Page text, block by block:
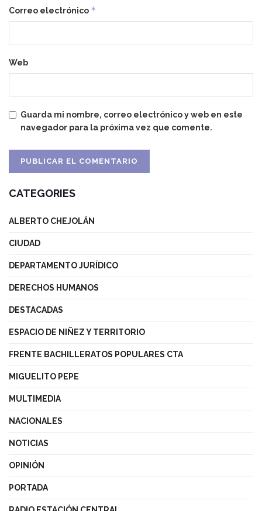
Correo electrónico *
Web
Guarda mi nombre, correo electrónico y web en este
navegador para la próxima vez que comente.
CATEGORIES
ALBERTO CHEJOLÁN
CIUDAD
DEPARTAMENTO JURÍDICO
DERECHOS HUMANOS
DESTACADAS
ESPACIO DE NIÑEZ Y TERRITORIO
FRENTE BACHILLERATOS POPULARES CTA
MIGUELITO PEPE
MULTIMEDIA
NACIONALES
NOTICIAS
OPINIÓN
PORTADA